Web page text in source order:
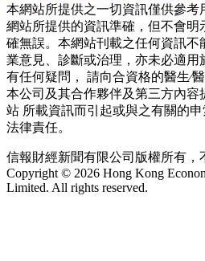
本網站所提供之一切資訊僅供參
網站所提供的資訊準確，但不會
確無誤。本網站刊載之任何資訊不
業意見、診斷或治理，亦未必適用
有任何疑問， 請向合資格的醫生∕
本公司及其合作夥伴及第三方內容
站 所載資訊而引起或與之有關的
法律責任。
信報財經新聞有限公司版權所有，
Copyright © 2026 Hong Kong
Limited. All rights reserved.